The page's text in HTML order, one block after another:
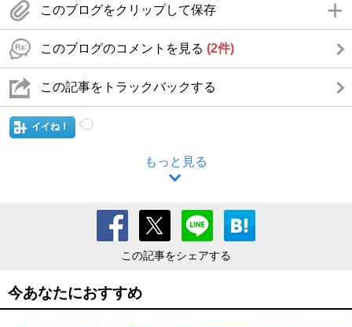
このブログをクリップして保存
このブログのコメントを見る (2件)
この記事をトラックバックする
イイね！
もっと見る
この記事をシェアする
今あなたにおすすめ